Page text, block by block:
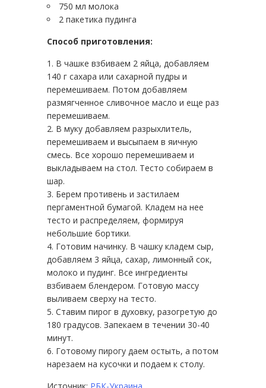
750 мл молока
2 пакетика пудинга
Способ приготовления:
В чашке взбиваем 2 яйца, добавляем
140 г сахара или сахарной пудры и
перемешиваем. Потом добавляем
размягченное сливочное масло и еще раз
перемешиваем.
В муку добавляем разрыхлитель,
перемешиваем и высыпаем в яичную
смесь. Все хорошо перемешиваем и
выкладываем на стол. Тесто собираем в
шар.
Берем противень и застилаем
пергаментной бумагой. Кладем на нее
тесто и распределяем, формируя
небольшие бортики.
Готовим начинку. В чашку кладем сыр,
добавляем 3 яйца, сахар, лимонный сок,
молоко и пудинг. Все ингредиенты
взбиваем блендером. Готовую массу
выливаем сверху на тесто.
Ставим пирог в духовку, разогретую до
180 градусов. Запекаем в течении 30-40
минут.
Готовому пирогу даем остыть, а потом
нарезаем на кусочки и подаем к столу.